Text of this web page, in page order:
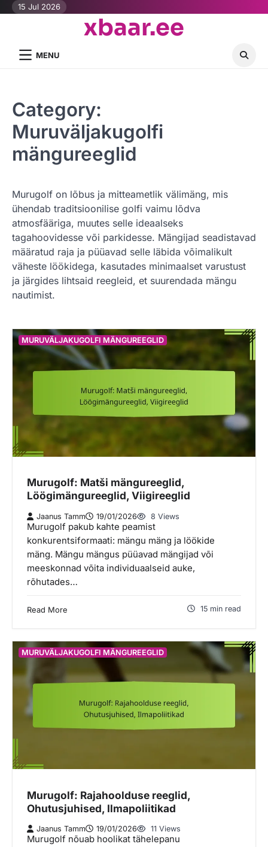
Skip15 Jul 2026
xbaar.ee
MENU
Category:
Muruväljakugolfi
mängureeglid
Murugolf on lõbus ja mitteametlik välimäng, mis
ühendab traditsioonilise golfi vaimu lõdva
atmosfääriga, muutes selle ideaalseks
tagahoovidesse või parkidesse. Mängijad seadistavad
määratud raja ja püüavad selle läbida võimalikult
väheste löökidega, kasutades minimaalset varustust
ja järgides lihtsaid reegleid, et suurendada mängu
nautimist.
MURUVÄLJAKUGOLFI MÄNGUREEGLID
Murugolf: Matši mängureeglid,
Löögimängureeglid, Viigireeglid
Jaanus Tamm 19/01/2026 8 Views
Murugolf pakub kahte peamist
konkurentsiformaati: mängu mäng ja löökide
mäng. Mängu mängus püüavad mängijad või
meeskonnad võita individuaalseid auke,
rõhutades…
Read More 15 min read
MURUVÄLJAKUGOLFI MÄNGUREEGLID
Murugolf: Rajahoolduse reeglid,
Ohutusjuhised, Ilmapoliitikad
Jaanus Tamm 19/01/2026 11 Views
Murugolf nõuab hoolikat tähelepanu